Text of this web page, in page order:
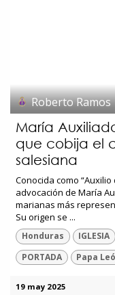
Roberto Ramos
María
que cobija el
salesiana
Conocida como
advocación de María
marianas más
Su origen se ...
Honduras IGLESIA
PORTADA
Papa
19 may 2025